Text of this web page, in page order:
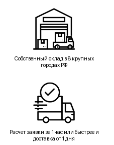
Собственный склад в 8 крупных
городах РФ
Расчет заявки за 1 час или быстрее и
доставка от 1 дня